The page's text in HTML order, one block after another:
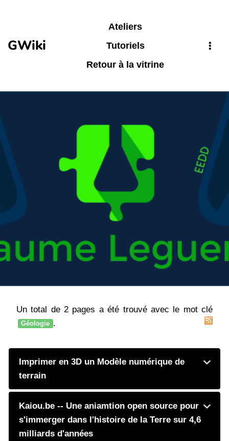
GWiki
Ateliers
Tutoriels
Retour à la vitrine
Un total de 2 pages a été trouvé avec le mot clé
Géologie .
Imprimer en 3D un Modèle numérique de
terrain
Kaiou.be -- Une aniamtion open source pour
s'immerger dans l'histoire de la Terre sur 4,6
milliards d'années